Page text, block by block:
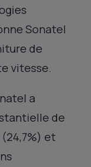
Sonatel
de
vitesse.
a
de
et